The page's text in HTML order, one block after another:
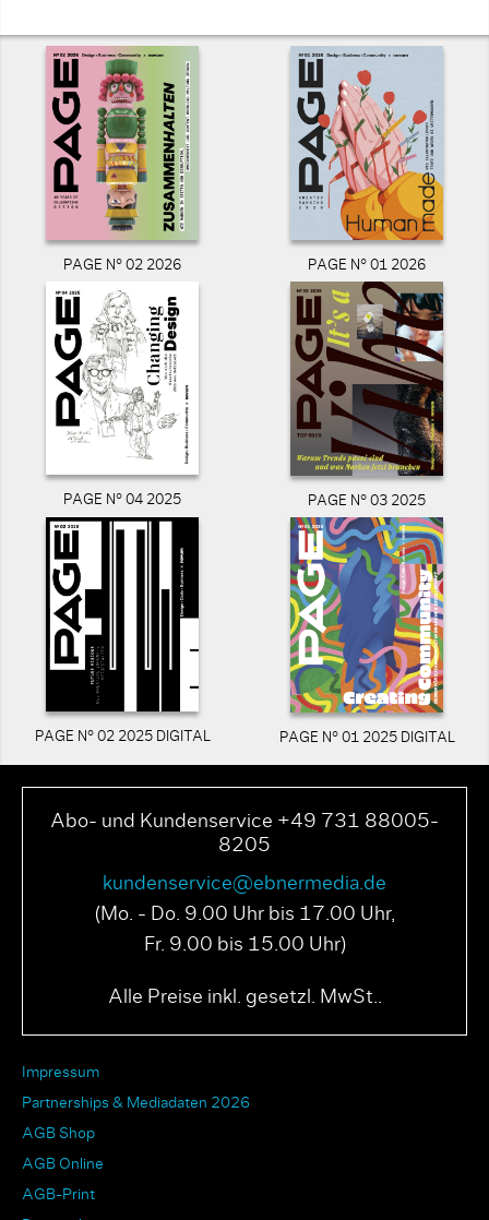
PAGE N° 02 2026 PAGE N° 01 2026
PAGE N° 04 2025 PAGE N° 03 2025
PAGE N° 02 2025 DIGITAL PAGE N° 01 2025 DIGITAL
Abo- und Kundenservice +49 731 88005-
8205
kundenservice@ebnermedia.de
(Mo. - Do. 9.00 Uhr bis 17.00 Uhr,
Fr. 9.00 bis 15.00 Uhr)
Alle Preise inkl. gesetzl. MwSt..
Impressum
Partnerships & Mediadaten 2026
AGB Shop
AGB Online
AGB-Print